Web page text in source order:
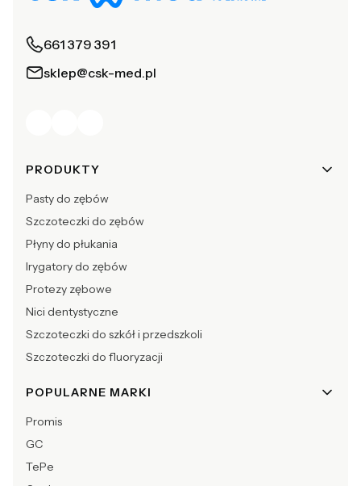
661 379 391
sklep@csk-med.pl
Linki w stopce
PRODUKTY
Pasty do zębów
Szczoteczki do zębów
Płyny do płukania
Irygatory do zębów
Protezy zębowe
Nici dentystyczne
Szczoteczki do szkół i przedszkoli
Szczoteczki do fluoryzacji
POPULARNE MARKI
Promis
GC
TePe